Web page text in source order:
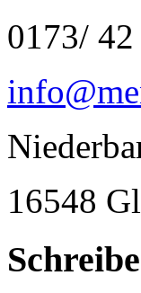
0173/
16548